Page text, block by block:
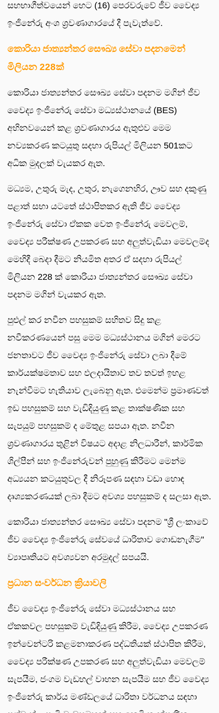
සහභාගීත්වයෙන් හෙට (16) පෙරවරුවේ ජීව වෛද්‍ය
ඉංජිනේරු අංශ ශ්‍රවණාගාරයේ දී පැවැත්වේ.
කොරියා ජාත්‍යන්තර සෞඛ්‍ය සේවා පදනමෙන්
මිලියන 228ක්
කොරියා ජාත්‍යන්තර සෞඛ්‍ය සේවා පදනම මගින් ජීව
වෛද්‍ය ඉංජිනේරු සේවා මධ්‍යස්ථානයේ (BES)
අභිනවයෙන් කළ ශ්‍රවණාගාරය ඇතුළුව මෙම
නව්‍යකරණ කටයුතු සදහා රුපියල් මිලියන 501කට
අධික මුදලක් වැයකර ඇත.
මධ්‍යම, උතුරු මැද, උතුර, නැගෙනහිර, ඌව සහ දකුණු
පළාත් සභා යටතේ ස්ථාපිතකර ඇති ජීව වෛද්‍ය
ඉංජිනේරු සේවා ඒකක වෙත ඉංජිනේරු මෙවලම්,
වෛද්‍ය පරීක්ෂණ උපකරණ සහ අලුත්වැඩියා මෙවලම්ද
මෙහිදී බෙදා දීමට නියමිත අතර ඒ සදහා රුපියල්
මිලියන 228 ක් කොරියා ජාත්‍යන්තර සෞඛ්‍ය සේවා
පදනම මගින් වැයකර ඇත.
පුළුල් කර නවීන පහසුකම් සහිතව සිදු කළ
නවීකරණයෙන් පසු මෙම මධ්‍යස්ථානය මගින් මෙරට
ජනතාවට ජීව වෛද්‍ය ඉංජිනේරු සේවා ලබා දීමේ
කාර්යක්ෂමතාව සහ ඵලදායිතාව තව තවත් ඉහළ
නැන්වීමට හැතියාව ලැබෙනු ඇත. එමෙන්ම ප්‍රමාණවත්
ඉඩ පහසුකම් සහ වැඩිදියුණු කළ තාක්ෂණික සහ
සැපයුම් පහසුකම් ද මේතුළ සපයා ඇත. නවීන
ශ්‍රවණාගාරය තුළින් විෂයට අදාළ නිලධාරීන්, කාර්මික
ශිල්පීන් සහ ඉංජිනේරුවන් පුහුණු කිරීමට මෙන්ම
අධ්‍යයන කටයුතුවල දී නිරූපණ සඳහා වඩා හොඳ
දෘශ්‍යකරණයක් ලබා දීමට අවශ්‍ය පහසුකම් ද සලසා ඇත.
කොරියා ජාත්‍යන්තර සෞඛ්‍ය සේවා පදනම "ශ්‍රී ලංකාවේ
ජීව වෛද්‍ය ඉංජිනේරු සේවයේ ධාරිතාව ගොඩනැගීම"
ව්‍යාපෘතියට අවශ්‍යවන අරමුදල් සපයයි.
ප්‍රධාන සංවර්ධන ක්‍රියාවලි
ජීව වෛද්‍ය ඉංජිනේරු සේවා මධ්‍යස්ථානය සහ
ඒකකවල පහසුකම් වැඩිදියුණු කිරීම, වෛද්‍ය උපකරණ
ඉන්වෙන්ටරි කළමනාකරණ පද්ධතියක් ස්ථාපිත කිරීම,
වෛද්‍ය පරීක්ෂණ උපකරණ සහ අලුත්වැඩියා මෙවලම්
සැපයීම, ජංගම වැඩහල් වාහන සැපයීම සහ ජීව වෛද්‍ය
ඉංජිනේරු කාර්ය මණ්ඩලයේ ධාරිතා වර්ධනය සඳහා